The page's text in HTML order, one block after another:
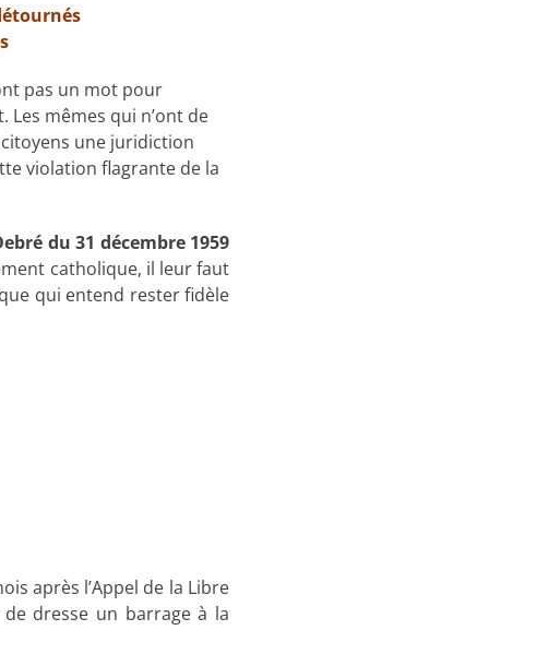
pas un mot pour
Les mêmes qui n’ont de
une juridiction
violation flagrante de la
du 31 décembre 1959
catholique, il leur faut
qui entend rester fidèle
après l’Appel de la Libre
dresse un barrage à la